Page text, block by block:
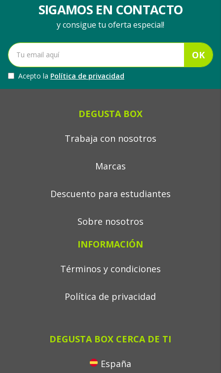
SIGAMOS EN CONTACTO
y consigue tu oferta especial!
OK
Acepto la Política de privacidad
DEGUSTA BOX
Trabaja con nosotros
Marcas
Descuento para estudiantes
Sobre nosotros
INFORMACIÓN
Términos y condiciones
Política de privacidad
DEGUSTA BOX CERCA DE TI
España